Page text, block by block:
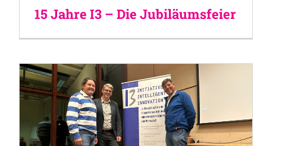
15 Jahre I3 – Die Jubiläumsfeier